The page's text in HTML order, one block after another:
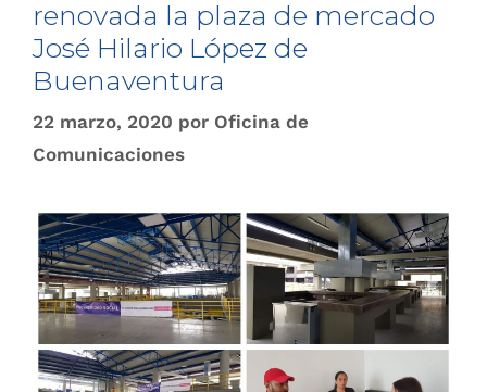
renovada la plaza de mercado
José Hilario López de
Buenaventura
22 marzo, 2020 por Oficina de
Comunicaciones